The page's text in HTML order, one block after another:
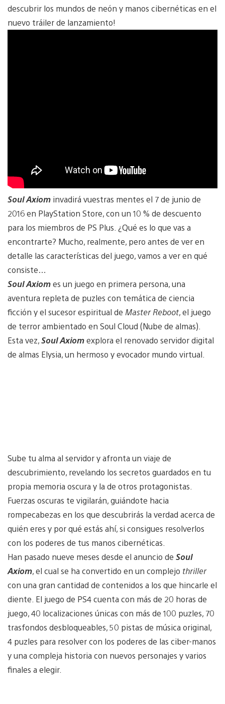
descubrir los mundos de neón y manos cibernéticas en el
nuevo tráiler de lanzamiento!
Soul Axiom invadirá vuestras mentes el 7 de junio de
2016 en PlayStation Store, con un 10 % de descuento
para los miembros de PS Plus. ¿Qué es lo que vas a
encontrarte? Mucho, realmente, pero antes de ver en
detalle las características del juego, vamos a ver en qué
consiste…
Soul Axiomes un juego en primera persona, una
aventura repleta de puzles con temática de ciencia
ficción y el sucesor espiritual de Master Reboot, el juego
de terror ambientado en Soul Cloud (Nube de almas).
Esta vez,Soul Axiomexplora el renovado servidor digital
de almas Elysia, un hermoso y evocador mundo virtual.
Sube tu alma al servidor y afronta un viaje de
descubrimiento, revelando los secretos guardados en tu
propia memoria oscura y la de otros protagonistas.
Fuerzas oscuras te vigilarán, guiándote hacia
rompecabezas en los que descubrirás la verdad acerca de
quién eres y por qué estás ahí, si consigues resolverlos
con los poderes de tus manos cibernéticas.
Han pasado nueve meses desde el anuncio de Soul
Axiom, el cual se ha convertido en un complejo thriller
con una gran cantidad de contenidos a los que hincarle el
diente. El juego de PS4 cuenta con más de 20 horas de
juego, 40 localizaciones únicas con más de 100 puzles, 70
trasfondos desbloqueables, 50 pistas de música original,
4 puzles para resolver con los poderes de las ciber-manos
y una compleja historia con nuevos personajes y varios
finales a elegir.